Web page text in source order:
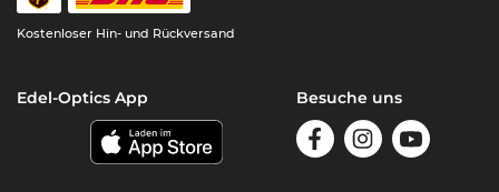
Kostenloser Hin- und Rückversand
Edel-Optics App Besuche uns